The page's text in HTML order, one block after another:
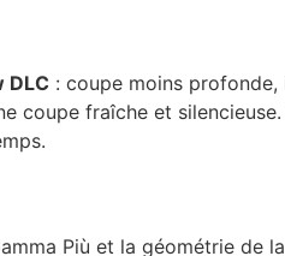
DLC : coupe moins profonde,
coupe fraîche et silencieuse.
Più et la géométrie de